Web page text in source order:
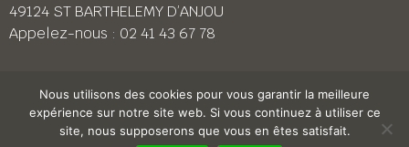
49124 ST BARTHELEMY D’ANJOU
Appelez-nous : 02 41 43 67 78
Franc Le Mans
158 BD PIERRE LEFAUCHEUX
72230 ARNAGE
Nous utilisons des cookies pour vous garantir la meilleure
expérience sur notre site web. Si vous continuez à utiliser ce
site, nous supposerons que vous en êtes satisfait.